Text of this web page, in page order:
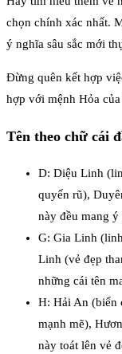
chọn chính xác nhất.
ý nghĩa sâu sắc mới
Đừng quên kết hợp
hợp với mệnh Hỏa của
Tên theo chữ cái
D: Diệu Linh
quyến rũ),
này đều mang
G: Gia Linh
Linh (vẻ đẹp
những cái tên
H: Hải An (biển
mạnh mẽ),
này toát lên vẻ